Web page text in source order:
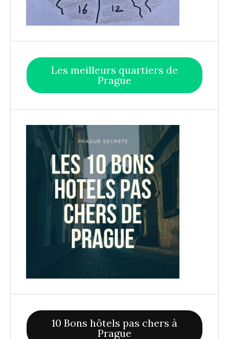
Les meilleurs quartiers de
Prague
10 Bons hôtels pas chers à
Prague